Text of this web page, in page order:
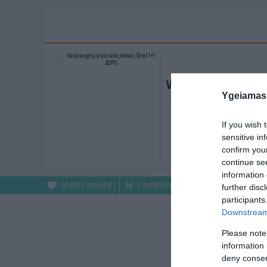
If you wish
sensitive
confirm
continue
information
further
Please
information
deny
Valsamo gel για
πόνους 50ml 1+1
ΑΓΟΡΑΣΕ ΤΟ
ΠΡΩΤΕΣ ΒΟΗΘΕΙΕΣ ΕΦΗΜΕΡΕΥΟΝΤΑ ΦΑΡΜΑΚΕΙΑ